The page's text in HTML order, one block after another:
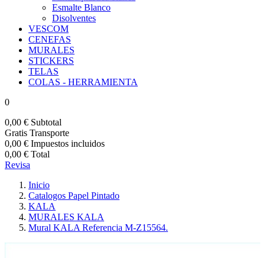
Esmalte Blanco
Disolventes
VESCOM
CENEFAS
MURALES
STICKERS
TELAS
COLAS - HERRAMIENTA
0
0,00 € Subtotal
Gratis Transporte
0,00 € Impuestos incluidos
0,00 € Total
Revisa
Inicio
Catalogos Papel Pintado
KALA
MURALES KALA
Mural KALA Referencia M-Z15564.